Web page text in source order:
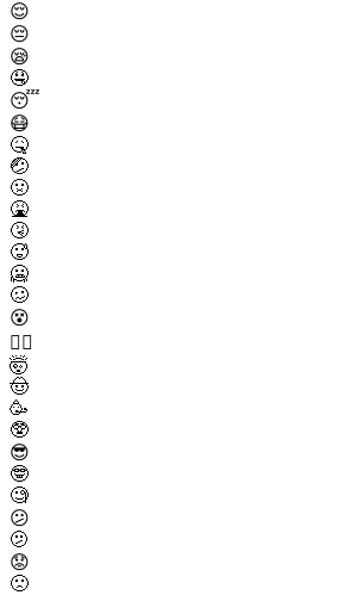
😌
😔
😪
🤤
😴
😷
🤒
🤕
🤢
🤮
🤧
🥵
🥶
🥴
😵
😵‍💫
🤯
🤠
🥳
🥸
😎
🤓
🧐
😕
🫤
😟
🙁